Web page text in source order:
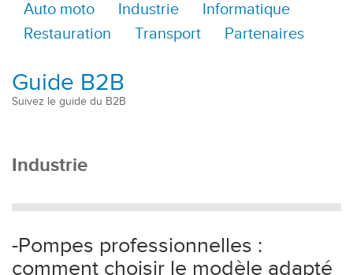
Auto moto
Industrie
Informatique
Restauration
Transport Partenaires
Guide B2B
Suivez le guide du B2B
Industrie
-Pompes professionnelles :
comment choisir le modèle adapté